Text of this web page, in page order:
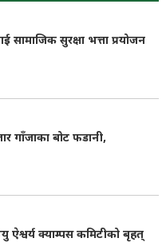
सामाजिक सुरक्षा भत्ता प्रयोजन
गाँजाका बोट फडानी,
ऐश्वर्य क्याम्पस कमिटीको बृहत्